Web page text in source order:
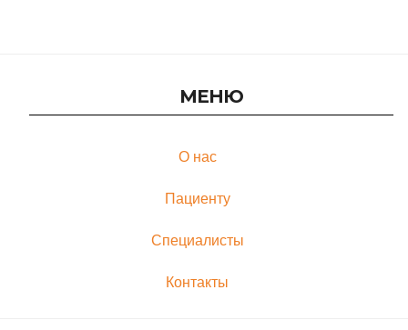
МЕНЮ
О нас
Пациенту
Специалисты
Контакты